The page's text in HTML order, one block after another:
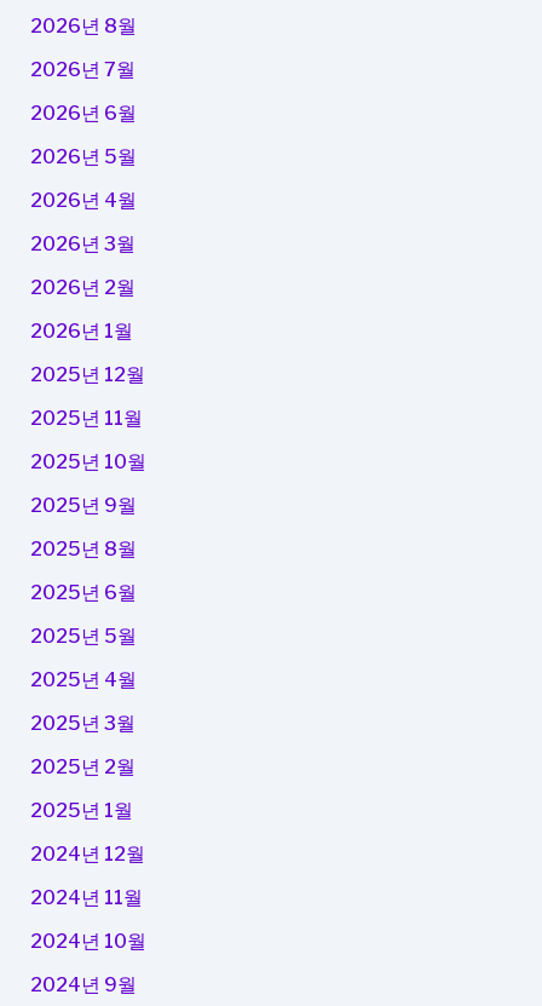
2026년 8월
2026년 7월
2026년 6월
2026년 5월
2026년 4월
2026년 3월
2026년 2월
2026년 1월
2025년 12월
2025년 11월
2025년 10월
2025년 9월
2025년 8월
2025년 6월
2025년 5월
2025년 4월
2025년 3월
2025년 2월
2025년 1월
2024년 12월
2024년 11월
2024년 10월
2024년 9월